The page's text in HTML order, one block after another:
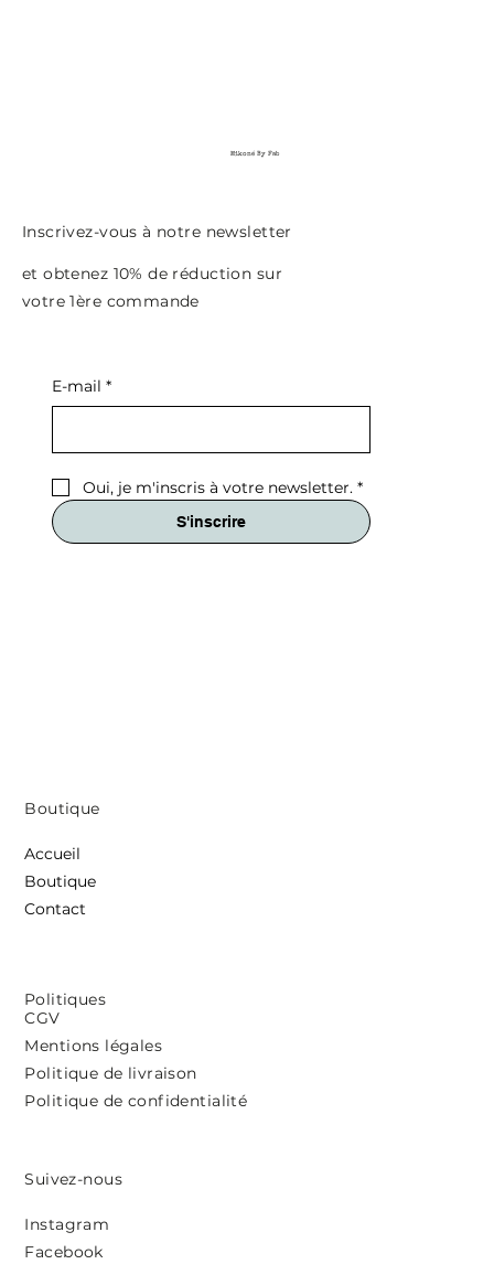
Mikoné By Fab
Inscrivez-vous à notre newsletter
et obtenez 10% de réduction sur
votre 1ère commande
E-mail *
Oui, je m'inscris à votre newsletter. *
S'inscrire
Boutique
Accueil
Boutique
Contact
Politiques
CGV
Mentions légales
Politique de livraison
Politique de confidentialité
Suivez-nous
Instagram
Facebook